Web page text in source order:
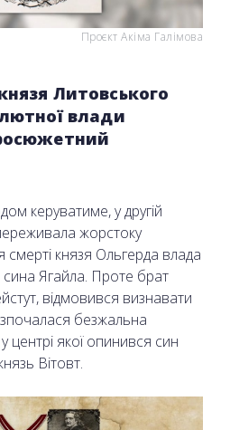
Проєкт Акіма Галімова
Литовського
влади
керуватиме, у другій
жорстоку
смерті князя Ольгерда влада
Ягайла. Проте брат
відмовився визнавати
безжальна
центрі якої опинився син
Вітовт.